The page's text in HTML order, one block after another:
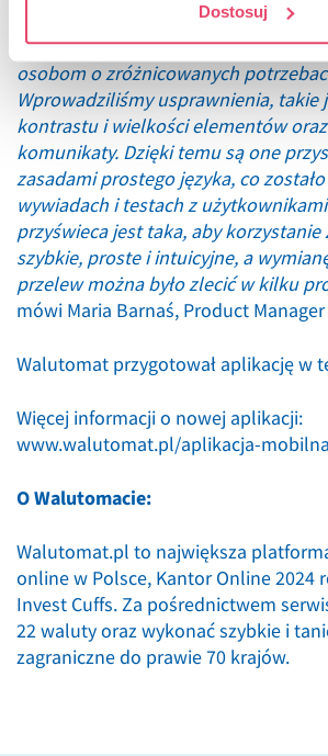
Dostosuj
informacji, ale również nawigację.
zmian zależało nam, by zapewnić
osobom o zróżnicowanych
Wprowadziliśmy usprawnienia, takie
kontrastu i wielkości elementów
komunikaty. Dzięki temu są one
zasadami prostego języka, co
wywiadach i testach z
przyświeca jest taka, aby korzystanie
szybkie, proste i intuicyjne, a
przelew można było zlecić w kilku
mówi Maria Barnaś, Product
Walutomat przygotował aplikację w
Więcej informacji o nowej aplikacji:
www.walutomat.pl/aplikacja-mobilna
O Walutomacie:
Walutomat.pl to największa
online w Polsce, Kantor Online 2024
Invest Cuffs. Za pośrednictwem
22 waluty oraz wykonać szybkie i
zagraniczne do prawie 70 krajów.